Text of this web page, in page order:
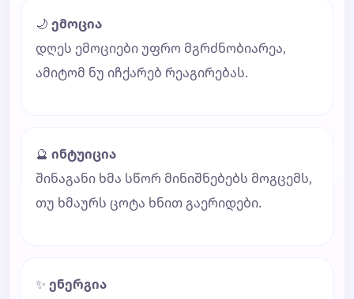
🌙 ემოცია
დღეს ემოციები უფრო მგრძნობიარეა,
ამიტომ ნუ იჩქარებ რეაგირებას.
🔮 ინტუიცია
შინაგანი ხმა სწორ მინიშნებებს მოგცემს,
თუ ხმაურს ცოტა ხნით გაერიდები.
✨ ენერგია